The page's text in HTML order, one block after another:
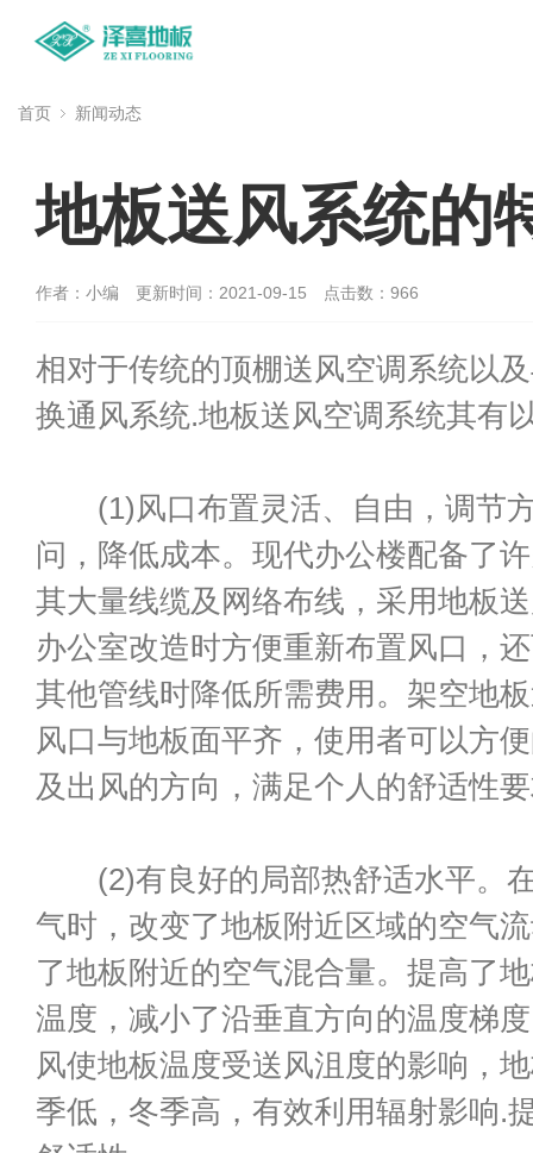
首页 新闻动态
地板送风系统的
作者：小编 更新时间：2021-09-15 点击数： 966
相对于传统的顶棚送风空调系统以
换通风系统.地板送风空调系统其有
(1)风口布置灵活、自由，调节
问，降低成本。现代办公楼配备了
其大量线缆及网络布线，采用地板
办公室改造时方便重新布置风口，
其他管线时降低所需费用。架空地
风口与地板面平齐，使用者可以方
及出风的方向，满足个人的舒适性
(2)有良好的局部热舒适水平。
气时，改变了地板附近区域的空气
了地板附近的空气混合量。提高了
温度，减小了沿垂直方向的温度梯
风使地板温度受送风沮度的影响，
季低，冬季高，有效利用辐射影响.